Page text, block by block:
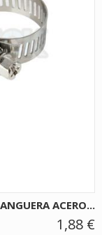
ACERO...
1,88 €